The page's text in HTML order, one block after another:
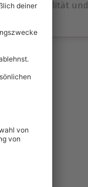
volle Flexibilität und
& verlängerbar.